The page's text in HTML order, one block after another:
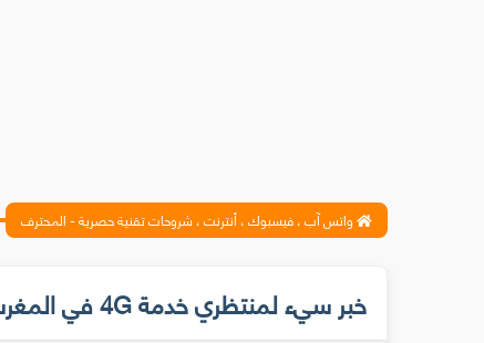
واتس آب ، فيسبوك ، أنترنت ، شروحات تقنية حصرية - المحترف
خبر سيء لمنتظري خدمة 4G في المغرب